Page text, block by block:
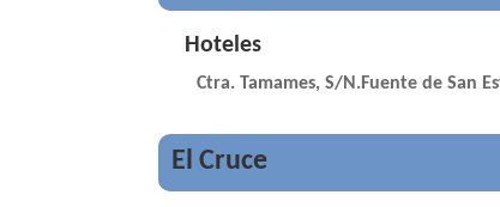
Hoteles
Ctra. Tamames, S/N.Fuente de San
El Cruce